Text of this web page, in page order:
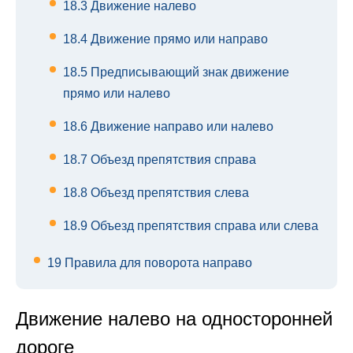
18.3 Движение налево
18.4 Движение прямо или направо
18.5 Предписывающий знак движение
прямо или налево
18.6 Движение направо или налево
18.7 Объезд препятствия справа
18.8 Объезд препятствия слева
18.9 Объезд препятствия справа или слева
19 Правила для поворота направо
Движение налево на односторонней
дороге